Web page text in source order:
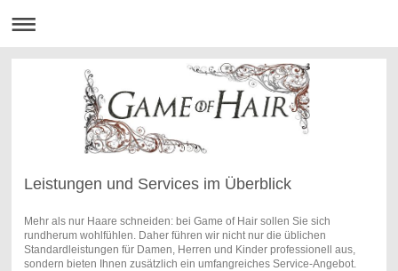
Leistungen und Services im Überblick
Mehr als nur Haare schneiden: bei Game of Hair sollen Sie sich
rundherum wohlfühlen. Daher führen wir nicht nur die üblichen
Standardleistungen für Damen, Herren und Kinder professionell aus,
sondern bieten Ihnen zusätzlich ein umfangreiches Service-Angebot.